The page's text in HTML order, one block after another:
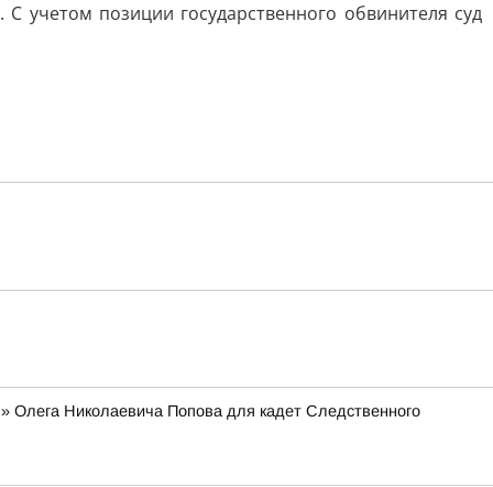
позиции государственного обвинителя суд
Олега Николаевича Попова для кадет Следственного